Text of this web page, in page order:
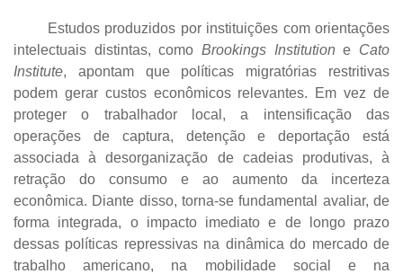
Estudos produzidos por instituições com orientações
intelectuais distintas, como Brookings Institution e Cato
Institute, apontam que políticas migratórias restritivas
podem gerar custos econômicos relevantes. Em vez de
proteger o trabalhador local, a intensificação das
operações de captura, detenção e deportação está
associada à desorganização de cadeias produtivas, à
retração do consumo e ao aumento da incerteza
econômica. Diante disso, torna-se fundamental avaliar, de
forma integrada, o impacto imediato e de longo prazo
dessas políticas repressivas na dinâmica do mercado de
trabalho americano, na mobilidade social e na